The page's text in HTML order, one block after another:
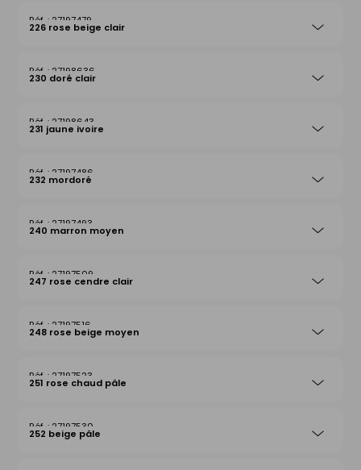
27197479
226 rose beige clair
27198636
230 doré clair
27198643
231 jaune ivoire
27197486
232 mordoré
27197493
240 marron moyen
27197509
247 rose cendre clair
27197516
248 rose beige moyen
27197523
251 rose chaud pâle
27197530
252 beige pâle